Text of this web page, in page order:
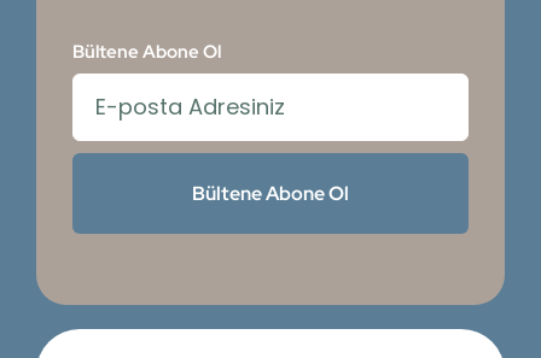
Bültene Abone Ol
Bültene Abone Ol